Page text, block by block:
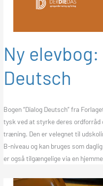
Ny
Deutsch
Bogen “Dialog Deutsch” fra
tysk ved at styrke deres
træning. Den er velegnet til
B-niveau og kan bruges som
er også tilgængelige via en